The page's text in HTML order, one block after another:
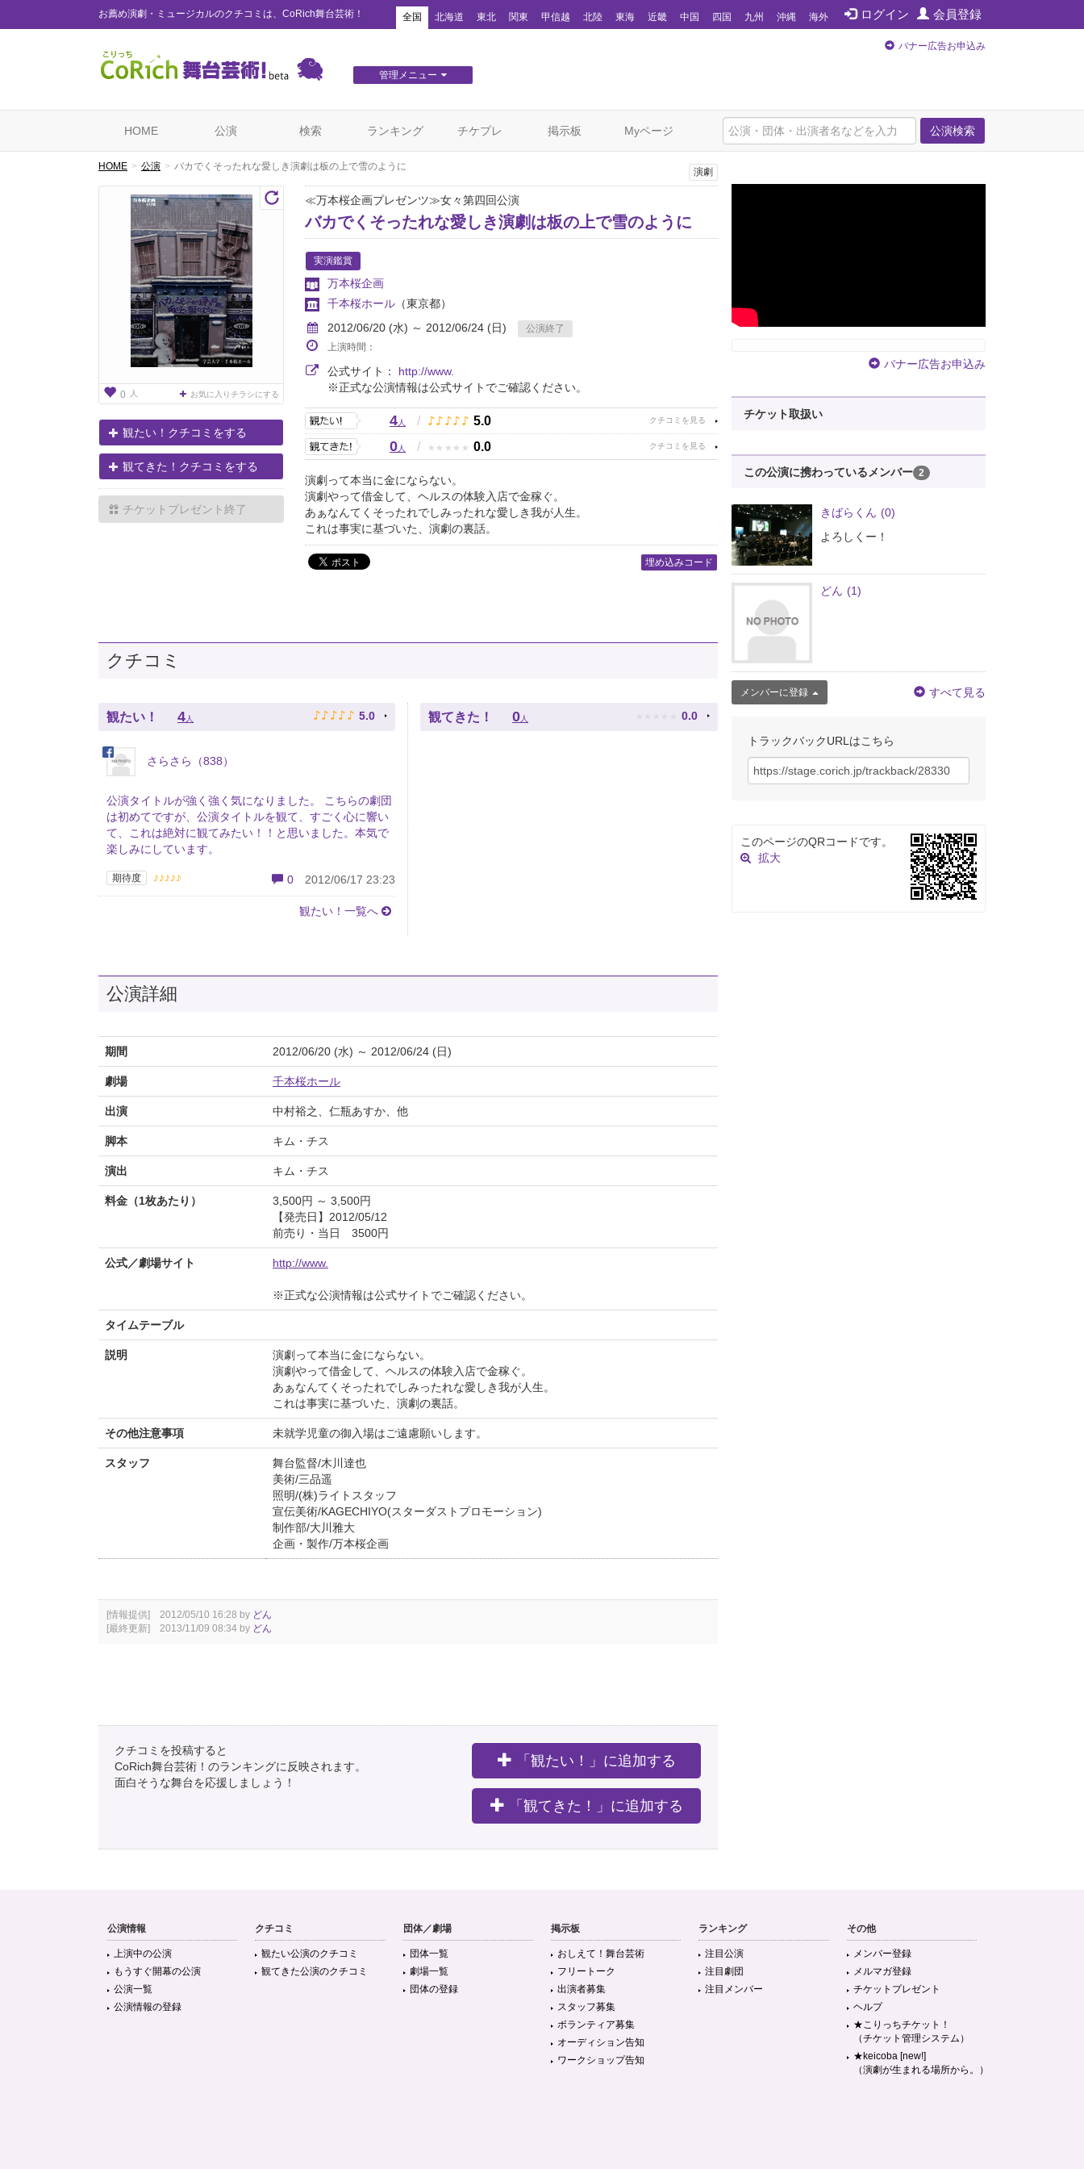
お薦め演劇・ミュージカルのクチコミは、CoRich舞台芸術！ ログイン 会員登録
全国 北海道 東北 関東 甲信越 北陸 東海 近畿 中国 四国 九州 沖縄 海外
管理メニュー
バナー広告お申込み
公演検索
HOME 公演 検索 ランキング チケプレ 掲示板 Myページ
HOME 公演 バカでくそったれな愛しき演劇は板の上で雪のように
0 人 お気に入りチラシにする
観たい！クチコミをする
観てきた！クチコミをする
チケットプレゼント終了
演劇
≪万本桜企画プレゼンツ≫女々第四回公演
バカでくそったれな愛しき演劇は板の上で雪のように
実演鑑賞
万本桜企画
千本桜ホール （東京都）
2012/06/20 (水) ～ 2012/06/24 (日)
公演終了
上演時間：
公式サイト： http://www.
※正式な公演情報は公式サイトでご確認ください。
4人 / ♪ ♪ ♪ ♪ ♪ 5.0
0人 / ★ ★ ★ ★ ★ 0.0
演劇って本当に金にならない。
演劇やって借金して、ヘルスの体験入店で金稼ぐ。
あぁなんてくそったれでしみったれな愛しき我が人生。
これは事実に基づいた、演劇の裏話。
埋め込みコード
クチコミ
観たい！ 4 人 ♪ ♪ ♪ ♪ ♪ 5.0
さらさら（838）
公演タイトルが強く強く気になりました。 こちらの劇団
は初めてですが、公演タイトルを観て、すごく心に響い
て、これは絶対に観てみたい！！と思いました。本気で
楽しみにしています。
期待度 ♪♪♪♪♪ 0 2012/06/17 23:23
観たい！一覧へ
観てきた！ 0 人 ★ ★ ★ ★ ★ 0.0
公演詳細
期間 2012/06/20 (水) ～ 2012/06/24 (日)
劇場 千本桜ホール
出演 中村裕之、仁瓶あすか、他
脚本 キム・チス
演出 キム・チス
料金（1枚あたり）
3,500円 ～ 3,500円
【発売日】2012/05/12
前売り・当日 3500円
公式／劇場サイト http://www.
※正式な公演情報は公式サイトでご確認ください。
タイムテーブル
説明
演劇って本当に金にならない。
演劇やって借金して、ヘルスの体験入店で金稼ぐ。
あぁなんてくそったれでしみったれな愛しき我が人生。
これは事実に基づいた、演劇の裏話。
その他注意事項 未就学児童の御入場はご遠慮願いします。
スタッフ
舞台監督/木川達也
美術/三品遥
照明/(株)ライトスタッフ
宣伝美術/KAGECHIYO(スターダストプロモーション)
制作部/大川雅大
企画・製作/万本桜企画
[情報提供] 2012/05/10 16:28 by どん
[最終更新] 2013/11/09 08:34 by どん
クチコミを投稿すると
CoRich舞台芸術！のランキングに反映されます。
面白そうな舞台を応援しましょう！
「観たい！」に追加する
「観てきた！」に追加する
バナー広告お申込み
チケット取扱い
この公演に携わっているメンバー 2
きばらくん (0)
よろしくー！
どん (1)
メンバーに登録 すべて見る
トラックバックURLはこちら
このページのQRコードです。
拡大
公演情報
上演中の公演
もうすぐ開幕の公演
公演一覧
公演情報の登録
クチコミ
観たい公演のクチコミ
観てきた公演のクチコミ
団体／劇場
団体一覧
劇場一覧
団体の登録
掲示板
おしえて！舞台芸術
フリートーク
出演者募集
スタッフ募集
ボランティア募集
オーディション告知
ワークショップ告知
ランキング
注目公演
注目劇団
注目メンバー
その他
メンバー登録
メルマガ登録
チケットプレゼント
ヘルプ
★こりっちチケット！
（チケット管理システム）
★keicoba [new!]
（演劇が生まれる場所から。）